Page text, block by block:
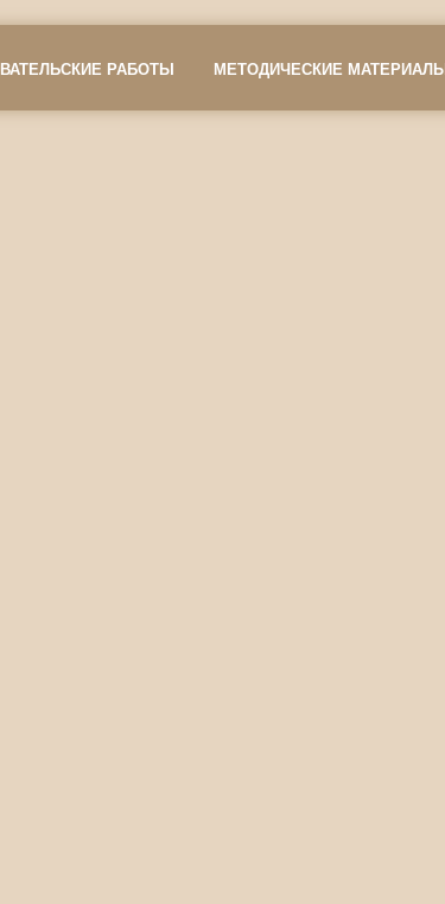
РАБОТЫ МЕТОДИЧЕСКИЕ МАТЕРИАЛЫ